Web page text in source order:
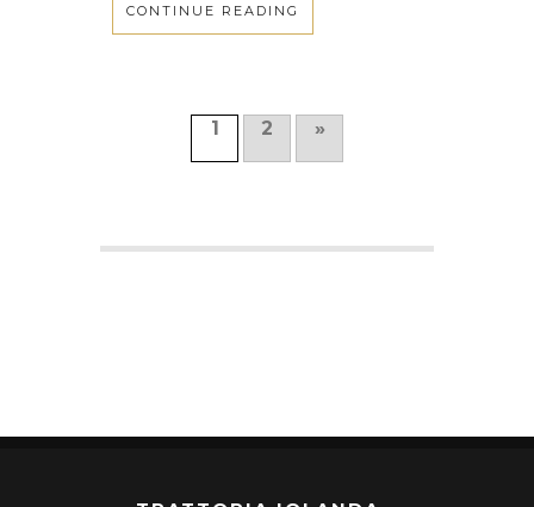
CONTINUE READING
1 2 »